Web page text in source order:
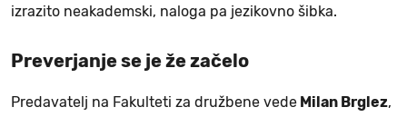
izrazito neakademski, naloga pa jezikovno šibka.
Preverjanje se je že začelo
Predavatelj na Fakulteti za družbene vede Milan Brglez,